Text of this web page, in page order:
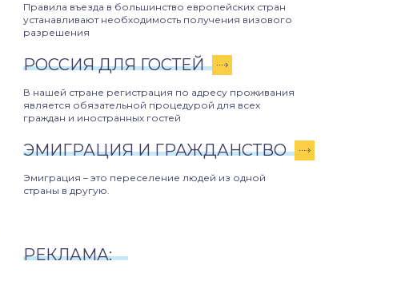
Правила въезда в большинство европейских стран
устанавливают необходимость получения визового
разрешения
РОССИЯ ДЛЯ ГОСТЕЙ
В нашей стране регистрация по адресу проживания
является обязательной процедурой для всех
граждан и иностранных гостей
ЭМИГРАЦИЯ И ГРАЖДАНСТВО
Эмиграция – это переселение людей из одной
страны в другую.
РЕКЛАМА: